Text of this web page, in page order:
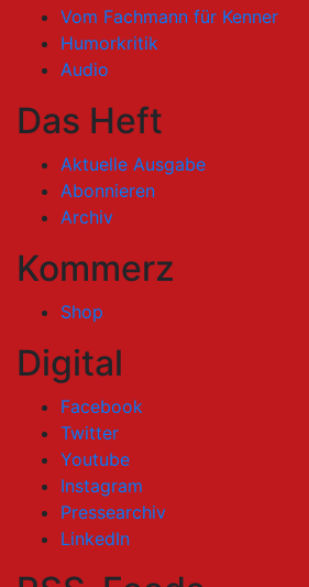
Vom Fachmann für Kenner
Humorkritik
Audio
Das Heft
Aktuelle Ausgabe
Abonnieren
Archiv
Kommerz
Shop
Digital
Facebook
Twitter
Youtube
Instagram
Pressearchiv
LinkedIn